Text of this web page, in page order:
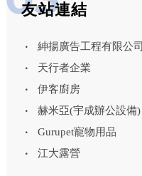
友站連結
紳揚廣告工程有限公司
天行者企業
伊客廚房
赫米亞(宇成辦公設備)
Gurupet寵物用品
江大露營